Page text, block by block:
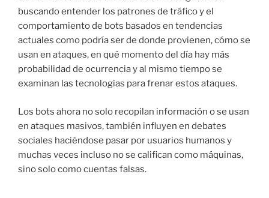
buscando entender los patrones de tráfico y el
comportamiento de bots basados en tendencias
actuales como podría ser de donde provienen, cómo se
usan en ataques, en qué momento del día hay más
probabilidad de ocurrencia y al mismo tiempo se
examinan las tecnologías para frenar estos ataques.
Los bots ahora no solo recopilan información o se usan
en ataques masivos, también influyen en debates
sociales haciéndose pasar por usuarios humanos y
muchas veces incluso no se califican como máquinas,
sino solo como cuentas falsas.